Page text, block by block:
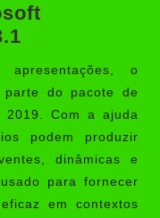
o
parte do pacote de
2019. Com a ajuda
podem produzir
dinâmicas e
para fornecer
em contextos